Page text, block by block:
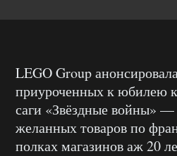
LEGO Group
приуроченных к юбилею
саги «Звёздные войны»
желанных товаров по
полках магазинов аж 20